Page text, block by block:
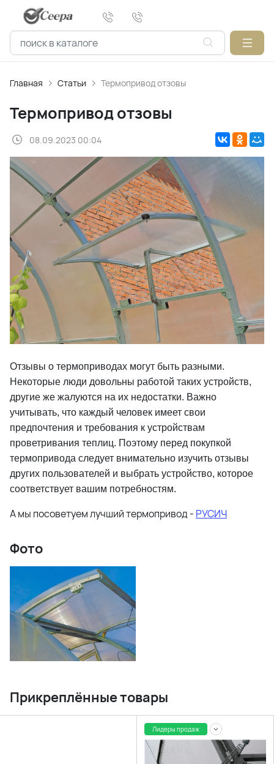
Главная Статьи Термопривод отзовы
Термопривод отзовы
08.09.2023 00:04
Отзывы о термоприводах могут быть разными.
Некоторые люди довольны работой таких устройств,
другие же жалуются на их недостатки. Важно
учитывать, что каждый человек имеет свои
предпочтения и требования к устройствам
проветривания теплиц. Поэтому перед покупкой
термопривода следует внимательно изучить отзывы
других пользователей и выбрать устройство, которое
соответствует вашим потребностям.
А мы посоветуем лучший термопривод - РУСИЧ
Фото
Прикреплённые товары
Лидеры продаж